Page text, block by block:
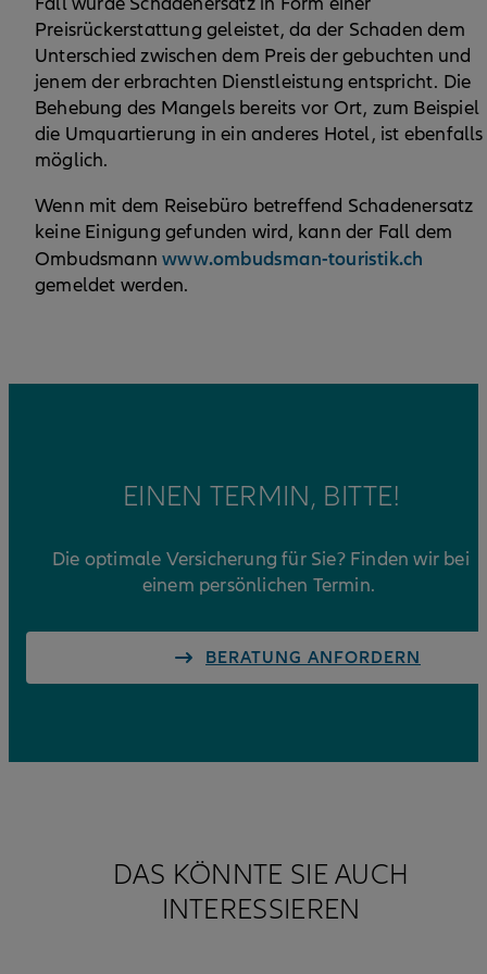
Preisrückerstattung geleistet, da der Schaden dem
Unterschied zwischen dem Preis der gebuchten und
jenem der erbrachten Dienstleistung entspricht. Die
Behebung des Mangels bereits vor Ort, zum Beispiel
die Umquartierung in ein anderes Hotel, ist ebenfalls
möglich.
Wenn mit dem Reisebüro betreffend Schadenersatz
keine Einigung gefunden wird, kann der Fall dem
Ombudsmannwww.ombudsman-touristik.ch
gemeldet werden.
EINEN TERMIN, BITTE!
Die optimale Versicherung für Sie? Finden wir bei
einem persönlichen Termin.
BERATUNG ANFORDERN
DAS KÖNNTE SIE AUCH
INTERESSIEREN